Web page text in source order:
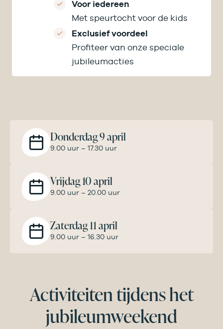
Voor iedereen
Met speurtocht voor de kids
Exclusief voordeel
Profiteer van onze speciale
jubileumacties
Donderdag 9 april
9.00 uur – 17.30 uur
Vrijdag 10 april
9.00 uur – 20.00 uur
Zaterdag 11 april
9.00 uur – 16.30 uur
Activiteiten tijdens het
jubileumweekend